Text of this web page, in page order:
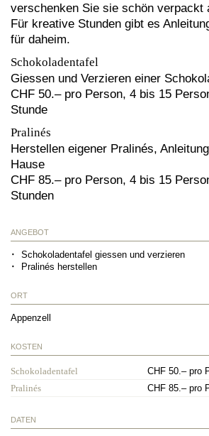
verschenken Sie sie schön verpackt
Für kreative Stunden gibt es
für daheim.
Schokoladentafel
Giessen und Verzieren einer
CHF 50.– pro Person, 4 bis 15
Stunde
Pralinés
Herstellen eigener Pralinés,
Hause
CHF 85.– pro Person, 4 bis 15
Stunden
ANGEBOT
Schokoladentafel giessen und verzieren
Pralinés herstellen
ORT
Appenzell
KOSTEN
Schokoladentafel
CHF 50.– pro
Pralinés
CHF 85.– pro
DATEN